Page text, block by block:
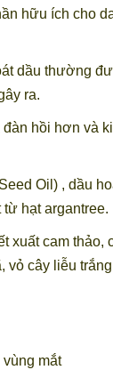
hữu ích cho
dầu thường
ra.
hồi hơn và
Oil) , dầu
hạt argantree.
xuất cam thảo,
cây liễu
mắt